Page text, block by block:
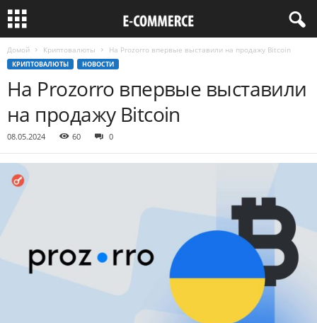
Домой Криптовалюты На Prozorro впервые выставили на продажу Bitcoin
КРИПТОВАЛЮТЫ НОВОСТИ
На Prozorro впервые выставили
на продажу Bitcoin
08.05.2024 60 0